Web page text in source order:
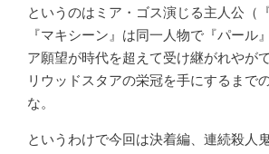
というのはミア・ゴス演じる主人公（
『マキシーン』は同一人物で『パール
ア願望が時代を超えて受け継がれやが
リウッドスタアの栄冠を手にするまで
な。
というわけで今回は決着編、連続殺人